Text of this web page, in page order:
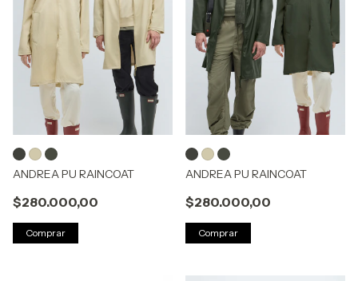
ANDREA PU RAINCOAT
$280.000,00
Comprar
ANDREA PU RAINCOAT
$280.000,00
Comprar